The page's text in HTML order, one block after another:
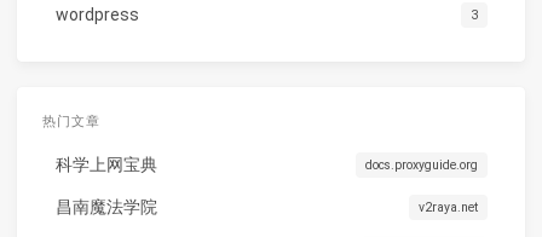
wordpress 3
热门文章
科学上网宝典 docs.proxyguide.org
昌南魔法学院 v2raya.net